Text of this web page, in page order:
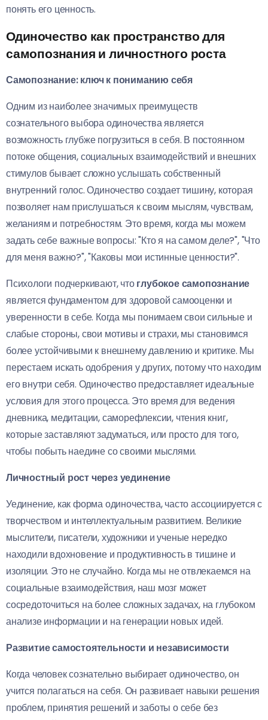
понять его ценность.
Одиночество как пространство для
самопознания и личностного роста
Самопознание: ключ к пониманию себя
Одним из наиболее значимых преимуществ
сознательного выбора одиночества является
возможность глубже погрузиться в себя. В постоянном
потоке общения, социальных взаимодействий и внешних
стимулов бывает сложно услышать собственный
внутренний голос. Одиночество создает тишину, которая
позволяет нам прислушаться к своим мыслям, чувствам,
желаниям и потребностям. Это время, когда мы можем
задать себе важные вопросы: "Кто я на самом деле?", "Что
для меня важно?", "Каковы мои истинные ценности?".
Психологи подчеркивают, чтоглубокое самопознание
является фундаментом для здоровой самооценки и
уверенности в себе. Когда мы понимаем свои сильные и
слабые стороны, свои мотивы и страхи, мы становимся
более устойчивыми к внешнему давлению и критике. Мы
перестаем искать одобрения у других, потому что находим
его внутри себя. Одиночество предоставляет идеальные
условия для этого процесса. Это время для ведения
дневника, медитации, саморефлексии, чтения книг,
которые заставляют задуматься, или просто для того,
чтобы побыть наедине со своими мыслями.
Личностный рост через уединение
Уединение, как форма одиночества, часто ассоциируется с
творчеством и интеллектуальным развитием. Великие
мыслители, писатели, художники и ученые нередко
находили вдохновение и продуктивность в тишине и
изоляции. Это не случайно. Когда мы не отвлекаемся на
социальные взаимодействия, наш мозг может
сосредоточиться на более сложных задачах, на глубоком
анализе информации и на генерации новых идей.
Развитие самостоятельности и независимости
Когда человек сознательно выбирает одиночество, он
учится полагаться на себя. Он развивает навыки решения
проблем, принятия решений и заботы о себе без